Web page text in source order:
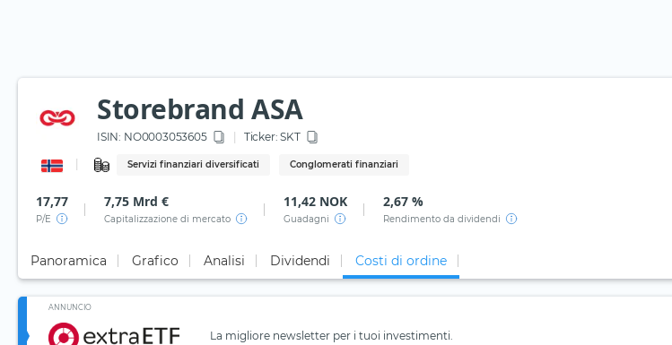
Storebrand ASA
ISIN: NO0003053605 Ticker: SKT
Servizi finanziari diversificati Conglomerati finanziari
17,77
P/E
7,75 Mrd €
Capitalizzazione di mercato
11,42 NOK
Guadagni
2,67 %
Rendimento da dividendi
Panoramica Grafico Analisi Dividendi Costi di ordine
ANNUNCIO
La migliore newsletter per i tuoi investimenti.